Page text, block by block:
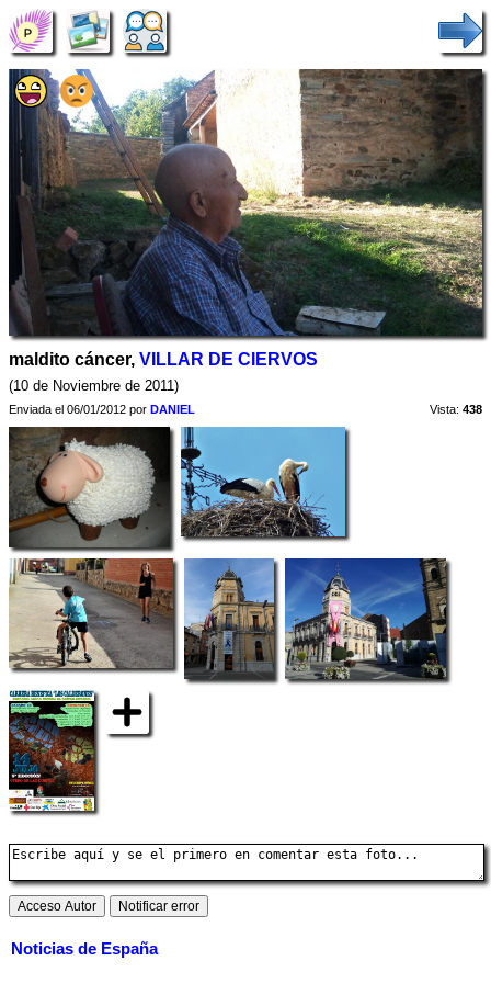
maldito cáncer, VILLAR DE CIERVOS
(10 de Noviembre de 2011)
Enviada el 06/01/2012 por DANIEL Vista: 438
Noticias de España